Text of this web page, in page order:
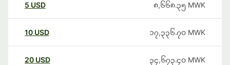
5 USD ၈,၆၆၈.၃၅ MWK
10 USD ၁၇,၃၃၆.၇၀ MWK
20 USD ၃၄,၆၇၃.၄၀ MWK